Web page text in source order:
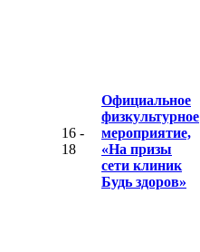
16 -
18
Официальное
физкультурное
мероприятие,
«На призы
сети клиник
Будь здоров»